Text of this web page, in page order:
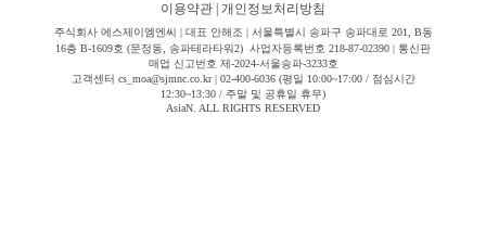
이용약관 개인정보처리방침
주식회사 에스제이엠엔씨 | 대표 안해조 | 서울특별시 송파구 송파대로 201, B동
16층 B-1609호 (문정동, 송파테라타워2) 사업자등록번호 218-87-02390 | 통신판
매업 신고번호 제-2024-서울송파-3233호
고객센터 cs_moa@sjmnc.co.kr | 02-400-6036 (평일 10:00~17:00 / 점심시간
12:30~13:30 / 주말 및 공휴일 휴무)
AsiaN. ALL RIGHTS RESERVED